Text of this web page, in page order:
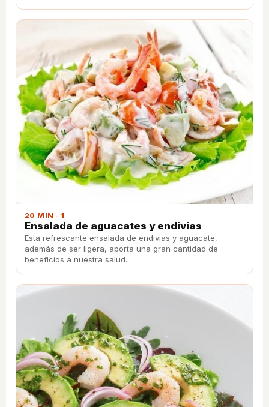
20 MIN · 1
Ensalada de aguacates y endivias
Esta refrescante ensalada de endivias y aguacate,
además de ser ligera, aporta una gran cantidad de
beneficios a nuestra salud.